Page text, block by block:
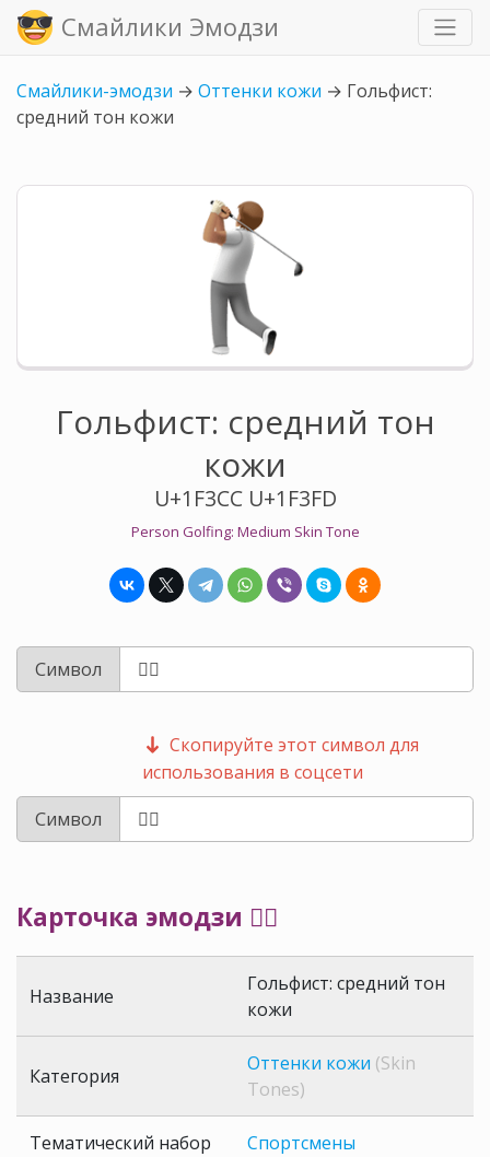
Смайлики Эмодзи
Смайлики-эмодзи → Оттенки кожи → Гольфист:
средний тон кожи
Гольфист: средний тон
кожи
U+1F3CC U+1F3FD
Person Golfing: Medium Skin Tone
Символ
Скопируйте этот символ для
использования в соцсети
Символ
Карточка эмодзи 🏌🏽
Название
Гольфист: средний тон
кожи
Категория
Оттенки кожи (Skin
Tones)
Тематический набор Спортсмены